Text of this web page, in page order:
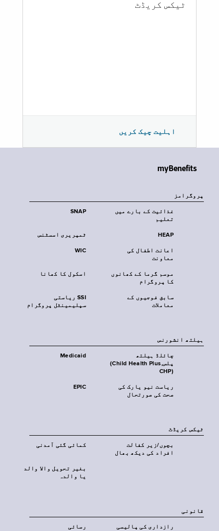
ٹیکس کریڈٹ
اہلیت چیک کریں
myBenefits
پروگرامز
SNAP
غذائیت کے بارے میں
تعلیم
ٹمپریری اسسٹنس HEAP
WIC
اعانت اطفال کی
معاونت
اسکول کا کھانا
موسم گرما کے کھانوں
کا پروگرام
SSI ریاستی
سپلیمینٹل پروگرام
سابق فوجیوں کے
معاملات
‏ہیلتھ انشورنس
Medicaid
چائلڈ ہیلتھ
پلس‎(Child Health Plus,
CHP)‎
EPIC
ریاست نیو یارک کی
صحت کی صورتحال
ٹیکس کریڈٹ
کمائی گئی آمدنی
بچوں/زیر کفالت
افراد کی دیکھ بھال
بغیر تحویل والا والد
یا والدہ
قانونی
رسائی رازداری کی پالیسی